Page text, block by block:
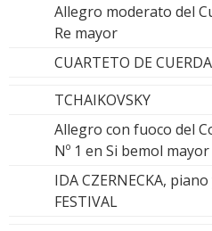
Allegro moderato del
Re mayor
CUARTETO DE
TCHAIKOVSKY
Allegro con fuoco del
Nº 1 en Si bemol mayor
IDA CZERNECKA,
FESTIVAL